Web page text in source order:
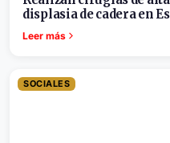
displasia de cadera en
Leer más
SOCIALES